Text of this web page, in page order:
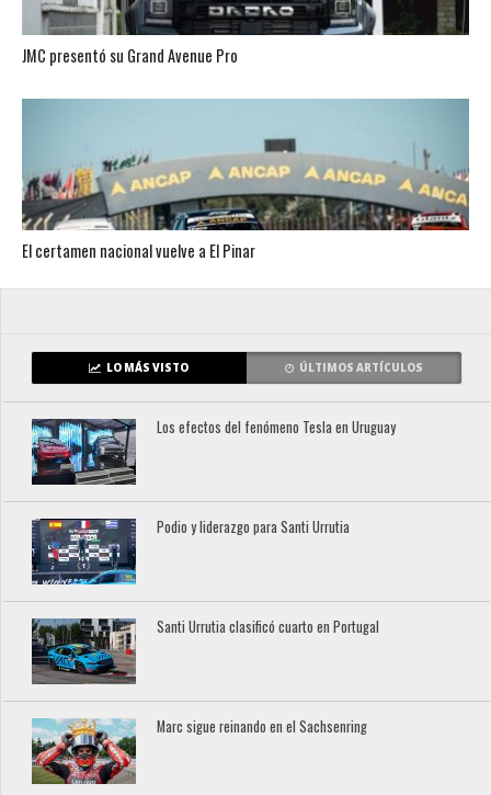
JMC presentó su Grand Avenue Pro
El certamen nacional vuelve a El Pinar
LO MÁS VISTO ÚLTIMOS ARTÍCULOS
Los efectos del fenómeno Tesla en Uruguay
Podio y liderazgo para Santi Urrutia
Santi Urrutia clasificó cuarto en Portugal
Marc sigue reinando en el Sachsenring